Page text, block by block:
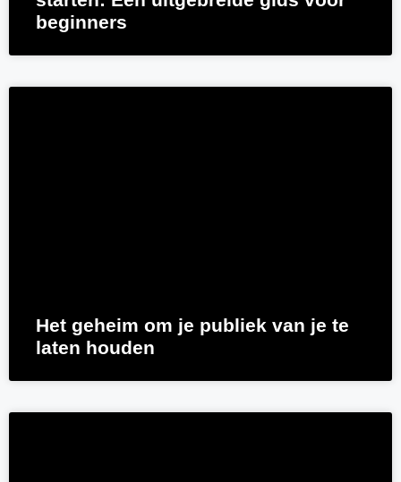
beginners
Het geheim om je publiek van je te
laten houden